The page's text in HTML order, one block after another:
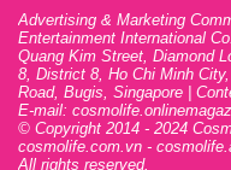
Advertising & Marketing
Entertainment International
Quang Kim Street, Diamond
8, District 8, Ho Chi Minh
Road, Bugis, Singapore |
E-mail:
© Copyright 2014 - 2024
cosmolife.com.vn -
All rights reserved.